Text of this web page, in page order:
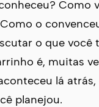
Como
o
o que você
é, muitas
lá
planejou.